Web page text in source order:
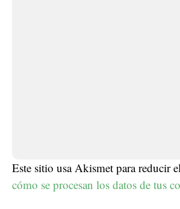
Este sitio usa Akismet para reducir
cómo se procesan los datos de tus